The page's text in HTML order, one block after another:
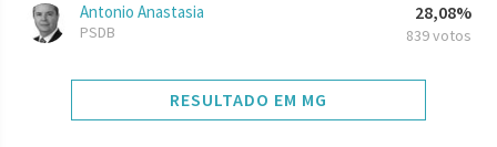
Antonio Anastasia
PSDB
28,08%
839 votos
RESULTADO EM MG